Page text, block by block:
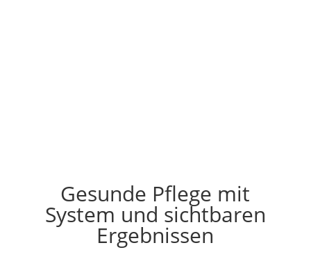
Gesunde Pflege mit
System und sichtbaren
Ergebnissen